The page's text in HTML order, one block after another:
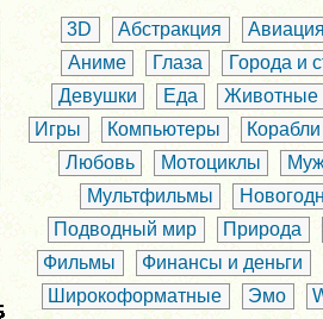
3D Абстракция
Аниме
Глаза
Города и
Девушки
Еда
Животные
Игры
Компьютеры
Корабли
Любовь
Мотоциклы
Мультфильмы
Подводный мир
Природа
Фильмы
Финансы и деньги
Широкоформатные
Эмо